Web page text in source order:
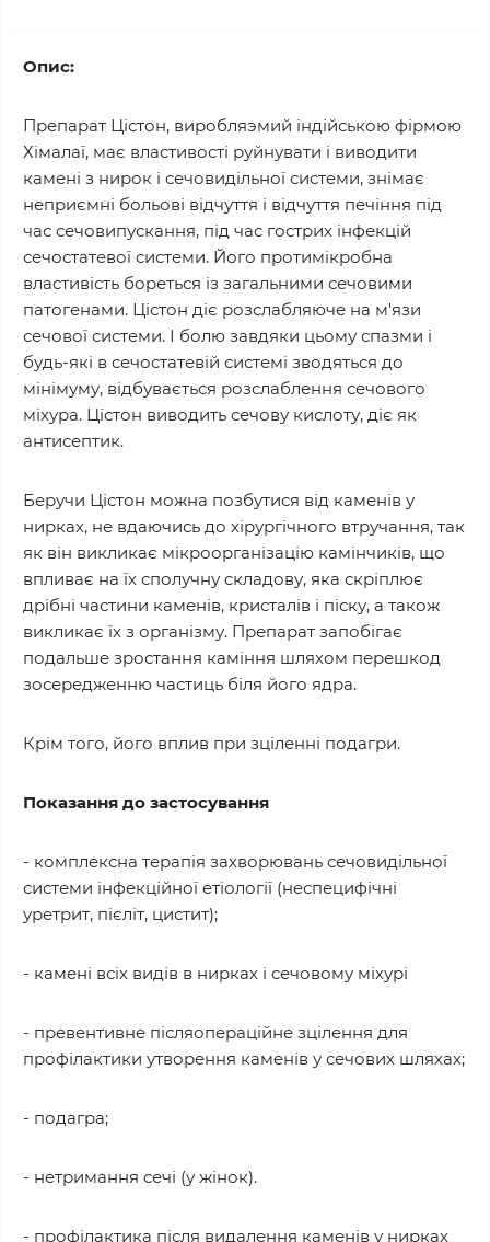
Опис:
Препарат Цістон, виробляэмий індійською фірмою
Хімалаї, має властивості руйнувати і виводити
камені з нирок і сечовидільної системи, знімає
неприємні больові відчуття і відчуття печіння під
час сечовипускання, під час гострих інфекцій
сечостатевої системи. Його протимікробна
властивість бореться із загальними сечовими
патогенами. Цістон діє розслабляюче на м'язи
сечової системи. І болю завдяки цьому спазми і
будь-які в сечостатевій системі зводяться до
мінімуму, відбувається розслаблення сечового
міхура. Цістон виводить сечову кислоту, діє як
антисептик.
Беручи Цістон можна позбутися від каменів у
нирках, не вдаючись до хірургічного втручання, так
як він викликає мікроорганізацію камінчиків, що
впливає на їх сполучну складову, яка скріплює
дрібні частини каменів, кристалів і піску, а також
викликає їх з організму. Препарат запобігає
подальше зростання каміння шляхом перешкод
зосередженню частиць біля його ядра.
Крім того, його вплив при зціленні подагри.
Показання до застосування
- комплексна терапія захворювань сечовидільної
системи інфекційної етіології (неспецифічні
уретрит, пієліт, цистит);
- камені всіх видів в нирках і сечовому міхурі
- превентивне післяопераційне зцілення для
профілактики утворення каменів у сечових шляхах;
- подагра;
- нетримання сечі (у жінок).
- профілактика після видалення каменів у нирках